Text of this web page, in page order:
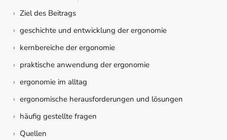
› Ziel des Beitrags
› geschichte und entwicklung der ergonomie
› kernbereiche der ergonomie
› praktische anwendung der ergonomie
› ergonomie im alltag
› ergonomische herausforderungen und lösungen
› häufig gestellte fragen
› Quellen